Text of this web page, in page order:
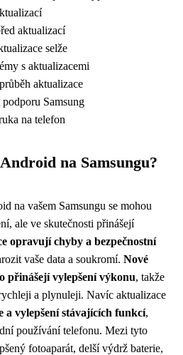
aktualizací
selže
s aktualizacemi
aktualizace
Samsung
na telefon
na Samsungu?
na vašem Samsungu se mohou
ale ve skutečnosti přinášejí
opravují chyby a bezpečnostní
vaše data a soukromí. Nové
přinášejí vylepšení výkonu, takže
a plynuleji. Navíc aktualizace
a vylepšení stávajících funkcí,
používání telefonu. Mezi tyto
fotoaparát, delší výdrž baterie,